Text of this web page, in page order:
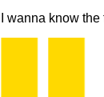
I wanna know